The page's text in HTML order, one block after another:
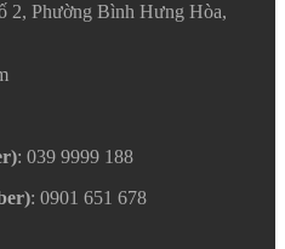
2, Phường Bình Hưng Hòa,
: 039 9999 188
: 0901 651 678